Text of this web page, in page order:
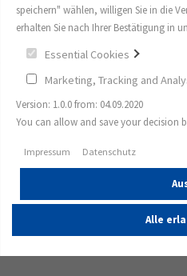
speichern" wählen, willigen Sie in die
erhalten Sie nach Ihrer Bestätigung in
Essential Cookies
Marketing, Tracking and
Version: 1.0.0 from: 04.09.2020
You can allow and save your decision
Impressum Datenschutz
Alle